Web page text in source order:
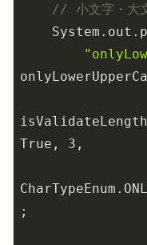
// 小文字・大文
True, 3 ,
;